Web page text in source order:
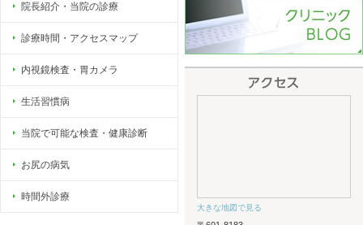
院長紹介・当院の診療
診療時間・アクセスマップ
内視鏡検査・胃カメラ
生活習慣病
当院で可能な検査・健康診断
お尻の病気
時間外診療
大きな地図で見る